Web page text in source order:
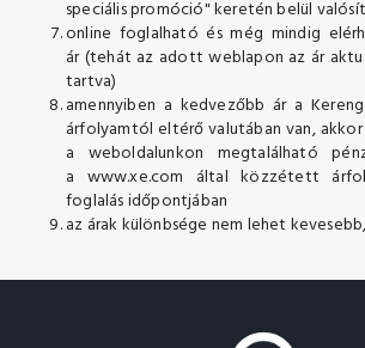
speciális promóció" keretén belül
online foglalható és még mindig
ár (tehát az adott weblapon az ár
tartva)
amennyiben a kedvezőbb ár a
árfolyamtól eltérő valutában van,
a weboldalunkon megtalálható
a www.xe.com által közzétett
foglalás időpontjában
az árak különbsége nem lehet